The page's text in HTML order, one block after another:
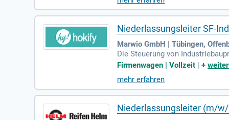
taufgaben gehören die
bläufe und Qualitätsstandards
Niederlassungsleiter SF-
Marwio GmbH | Tübingen,
Die Steuerung von
Ausbau bestehender
isches Verständnis sind
mit direkter Berichtslinie an die
Firmenwagen | Vollzeit |+
mehr erfahren
Niederlassungsleiter (m/